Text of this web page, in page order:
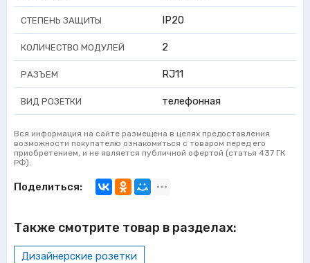
СТЕПЕНЬ ЗАЩИТЫ IP20
КОЛИЧЕСТВО МОДУЛЕЙ 2
РАЗЪЕМ RJ11
ВИД РОЗЕТКИ телефонная
Вся информация на сайте размещена в целях предоставления
возможности покупателю ознакомиться с товаром перед его
приобретением, и не является публичной офертой (статья 437 ГК
РФ).
Поделиться:
Также смотрите товар в разделах:
Дизайнерские розетки